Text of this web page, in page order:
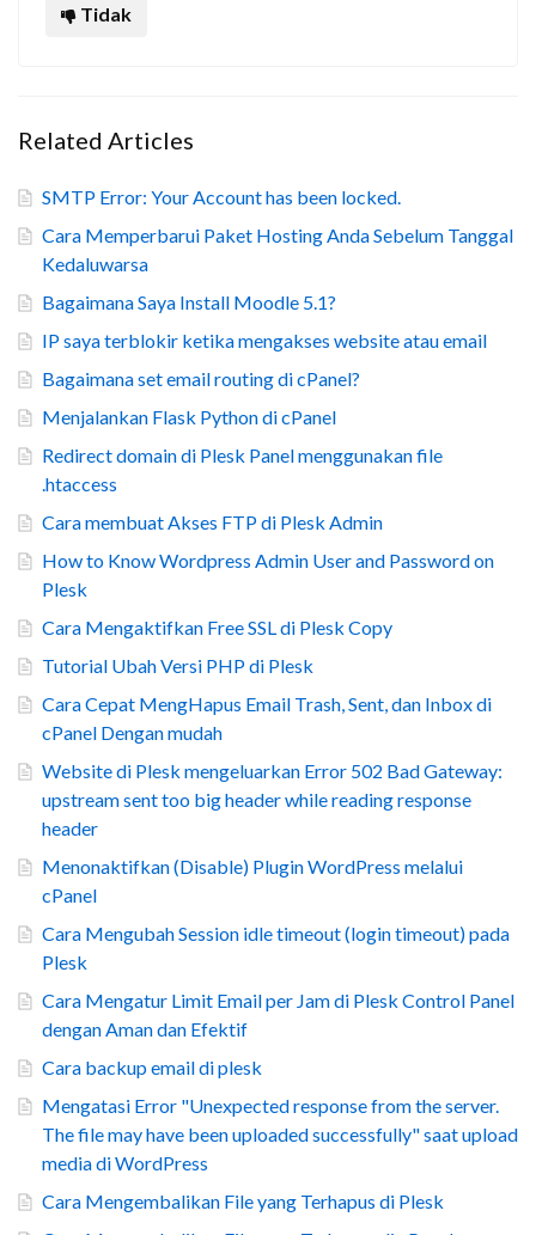
Tidak
Related Articles
SMTP Error: Your Account has been locked.
Cara Memperbarui Paket Hosting Anda Sebelum Tanggal
Kedaluwarsa
Bagaimana Saya Install Moodle 5.1?
IP saya terblokir ketika mengakses website atau email
Bagaimana set email routing di cPanel?
Menjalankan Flask Python di cPanel
Redirect domain di Plesk Panel menggunakan file
.htaccess
Cara membuat Akses FTP di Plesk Admin
How to Know Wordpress Admin User and Password on
Plesk
Cara Mengaktifkan Free SSL di Plesk Copy
Tutorial Ubah Versi PHP di Plesk
Cara Cepat MengHapus Email Trash, Sent, dan Inbox di
cPanel Dengan mudah
Website di Plesk mengeluarkan Error 502 Bad Gateway:
upstream sent too big header while reading response
header
Menonaktifkan (Disable) Plugin WordPress melalui
cPanel
Cara Mengubah Session idle timeout (login timeout) pada
Plesk
Cara Mengatur Limit Email per Jam di Plesk Control Panel
dengan Aman dan Efektif
Cara backup email di plesk
Mengatasi Error "Unexpected response from the server.
The file may have been uploaded successfully" saat upload
media di WordPress
Cara Mengembalikan File yang Terhapus di Plesk